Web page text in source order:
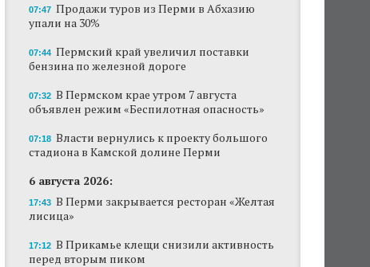
07:47 Продажи туров из Перми в Абхазию
упали на 30%
07:44 Пермский край увеличил поставки
бензина по железной дороге
07:32 В Пермском крае утром 7 августа
объявлен режим «Беспилотная опасность»
07:18 Власти вернулись к проекту большого
стадиона в Камской долине Перми
6 августа 2026:
17:43 В Перми закрывается ресторан «Желтая
лисица»
17:12 В Прикамье клещи снизили активность
перед вторым пиком